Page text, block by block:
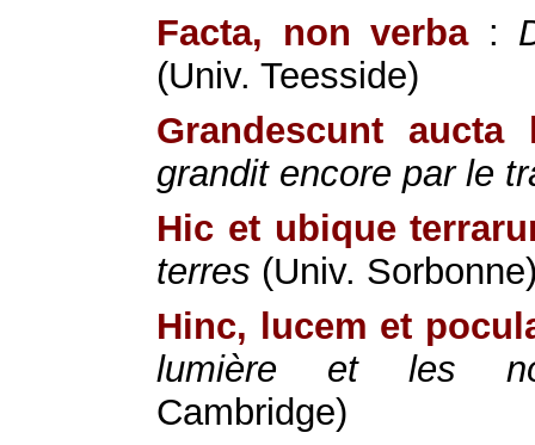
Facta, non verba:
(Univ. Teesside)
Grandescunt aucta
grandit encore par le
Hic et ubique
terres (Univ.
Hinc, lucem et
lumière et les
Cambridge)